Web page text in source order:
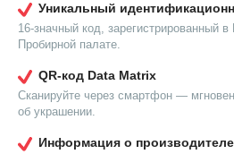
Уникальный
16-значный код, зарегистрированный в
Пробирной палате.
QR-код Data Matrix
Сканируйте через смартфон —
об украшении.
Информация о производителе